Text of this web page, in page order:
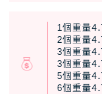
1個重量
2個重量
3個重量
3個重量
5個重量
6個重量